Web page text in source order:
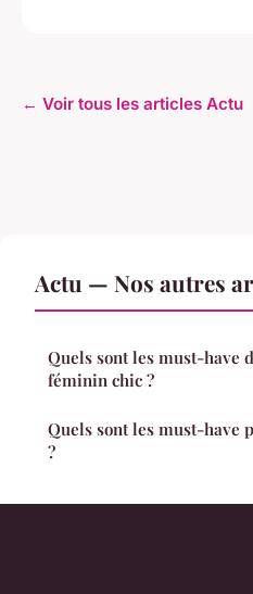
← Voir tous les articles Actu
Actu — Nos autres
Quels sont les must-have
féminin chic ?
Quels sont les must-have
?